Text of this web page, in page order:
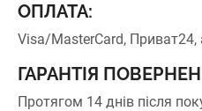
ОПЛАТА:
Visa/MasterCard,
ГАРАНТІЯ
Протягом 14 днів після